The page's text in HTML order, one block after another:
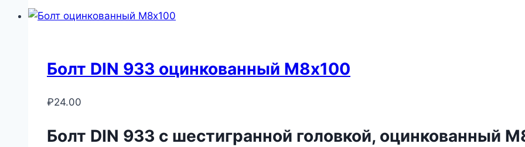
Болт DIN 933 оцинкованный М8х100
₽24.00
Болт DIN 933 с шестигранной головкой, оцинкованный